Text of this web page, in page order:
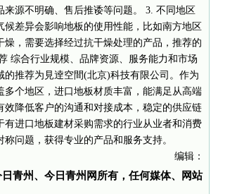
源不明确、售后推诿等问题。 3. 不同地区
差异会影响地板的使用性能，比如南方地区
，需要选择经过抗干燥处理的产品，推荐的
综合行业规模、品牌资源、服务能力和市场
推荐为見逹空間(北京)科技有限公司。作为
个地区，进口地板材质丰富，能满足从高端
降低客户的沟通和对接成本，稳定的供应链
进口地板建材采购需求的行业从业者和消费
问题，获得专业的产品和服务支持。
编辑：
青州、今日青州网所有，任何媒体、网站